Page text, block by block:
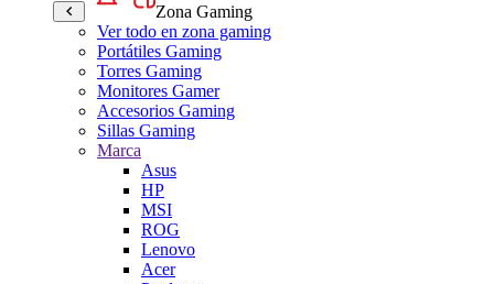
Zona Gaming
Ver todo en zona gaming
Portátiles Gaming
Torres Gaming
Monitores Gamer
Accesorios Gaming
Sillas Gaming
Marca
Asus
HP
MSI
ROG
Lenovo
Acer